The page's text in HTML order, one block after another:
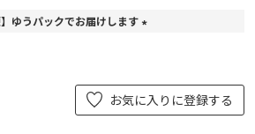
須
ゆうパックでお届けします
)
お気に入りに登録する